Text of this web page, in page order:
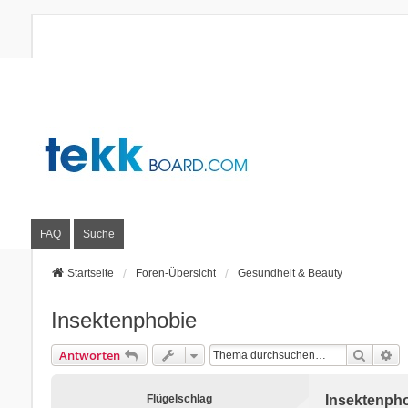
FAQ Suche
Startseite Foren-Übersicht Gesundheit & Beauty
Insektenphobie
Antworten Suche
Flügelschlag